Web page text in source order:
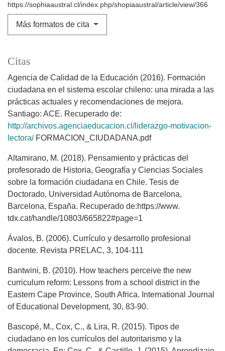
https://sophiaaustral.cl/index.php/shopiaaustral/article/view/366
Más formatos de cita
Citas
Agencia de Calidad de la Educación (2016). Formación
ciudadana en el sistema escolar chileno: una mirada a las
prácticas actuales y recomendaciones de mejora.
Santiago: ACE. Recuperado de:
http://archivos.agenciaeducacion.cl/liderazgo-motivacion-
lectora/FORMACION_CIUDADANA.pdf
Altamirano, M. (2018). Pensamiento y prácticas del
profesorado de Historia, Geografía y Ciencias Sociales
sobre la formación ciudadana en Chile. Tesis de
Doctorado, Universidad Autónoma de Barcelona,
Barcelona, España. Recuperado de:https://www.
tdx.cat/handle/10803/665822#page=1
Ávalos, B. (2006). Currículo y desarrollo profesional
docente. Revista PRELAC, 3, 104-111
Bantwini, B. (2010). How teachers perceive the new
curriculum reform: Lessons from a school district in the
Eastern Cape Province, South Africa. International Journal
of Educational Development, 30, 83-90.
Bascopé, M., Cox, C., & Lira, R. (2015). Tipos de
ciudadano en los currículos del autoritarismo y la